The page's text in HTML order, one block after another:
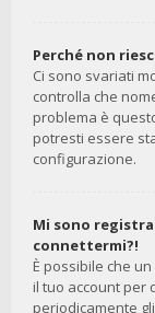
Perché non
Ci sono svariati
controlla che
problema è
potresti essere
configurazione.
Mi sono
connettermi?!
È possibile che
il tuo account per
periodicamente